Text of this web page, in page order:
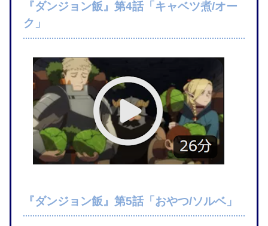
『ダンジョン飯』第4話「キャベツ煮/オー
ク」
『ダンジョン飯』第5話「おやつ/ソルベ」